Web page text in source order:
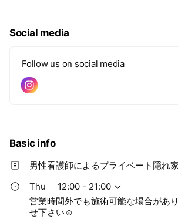
Social media
Follow us on social media
Basic info
男性看護師によるプライベート隠れ
Thu
12:00 - 21:00
営業時間外でも施術可能な場合があ
せ下さい☺